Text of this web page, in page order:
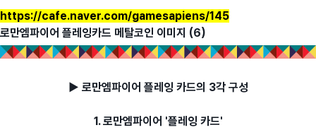
https://cafe.naver.com/gamesapiens/145
로만엠파이어 플레잉카드 메탈코인 이미지 (6)
▶ 로만엠파이어 플레잉 카드의 3각 구성
1. 로만엠파이어 '플레잉 카드'